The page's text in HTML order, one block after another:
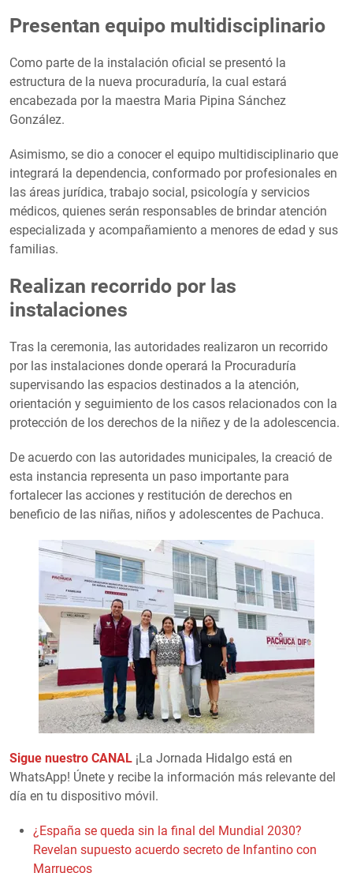
Presentan equipo multidisciplinario
Como parte de la instalación oficial se presentó la
estructura de la nueva procuraduría, la cual estará
encabezada por la maestra Maria Pipina Sánchez
González.
Asimismo, se dio a conocer el equipo multidisciplinario que
integrará la dependencia, conformado por profesionales en
las áreas jurídica, trabajo social, psicología y servicios
médicos, quienes serán responsables de brindar atención
especializada y acompañamiento a menores de edad y sus
familias.
Realizan recorrido por las
instalaciones
Tras la ceremonia, las autoridades realizaron un recorrido
por las instalaciones donde operará la Procuraduría
supervisando las espacios destinados a la atención,
orientación y seguimiento de los casos relacionados con la
protección de los derechos de la niñez y de la adolescencia.
De acuerdo con las autoridades municipales, la creació de
esta instancia representa un paso importante para
fortalecer las acciones y restitución de derechos en
beneficio de las niñas, niños y adolescentes de Pachuca.
Sigue nuestro CANAL ¡La Jornada Hidalgo está en
WhatsApp! Únete y recibe la información más relevante del
día en tu dispositivo móvil.
¿España se queda sin la final del Mundial 2030?
Revelan supuesto acuerdo secreto de Infantino con
Marruecos